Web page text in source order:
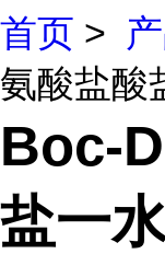
首页 >
氨酸盐酸
Boc-
盐一